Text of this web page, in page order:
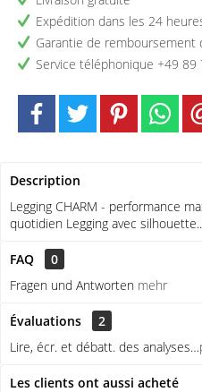
Expédition dans les 24
Garantie de remboursement
Service téléphonique +49 89
Description
Legging CHARM - performance
quotidien Legging avec
FAQ
0
Fragen und Antworten mehr
Évaluations
2
Lire, écr. et débatt. des analyses…
Les clients ont aussi acheté